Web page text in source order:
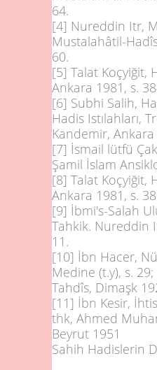
64.
[4] Nureddin Itr,
Mustalahâtil-
60.
[5] Talat Koçyiğit,
Ankara 1981, s.
[6] Subhi Salih,
Hadis Istılahları,
Kandemir, Ankara
[7] İsmail lütfü
Şamil İslam
[8] Talat Koçyiğit,
Ankara 1981, s.
[9] İbmi's-Salah
Tahkik. Nureddin
11.
[10] İbn Hacer,
Medine (t.y), s. 29;
Tahdîs, Dimaşk
[11] İbn Kesir,
thk, Ahmed
Beyrut 1951
Sahih Hadislerin